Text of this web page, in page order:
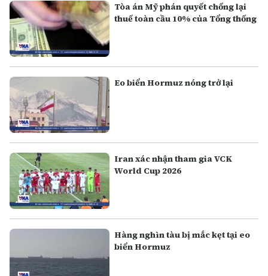
Tòa án Mỹ phán quyết chống lại
thuế toàn cầu 10% của Tổng thống
Eo biển Hormuz nóng trở lại
Iran xác nhận tham gia VCK
World Cup 2026
Hàng nghìn tàu bị mắc kẹt tại eo
biển Hormuz